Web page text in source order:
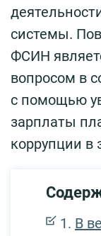
системы.
ФСИН
вопросом в
с помощью
зарплаты
коррупции в
В